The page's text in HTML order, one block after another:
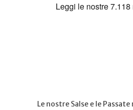
Le nostre Salse e le